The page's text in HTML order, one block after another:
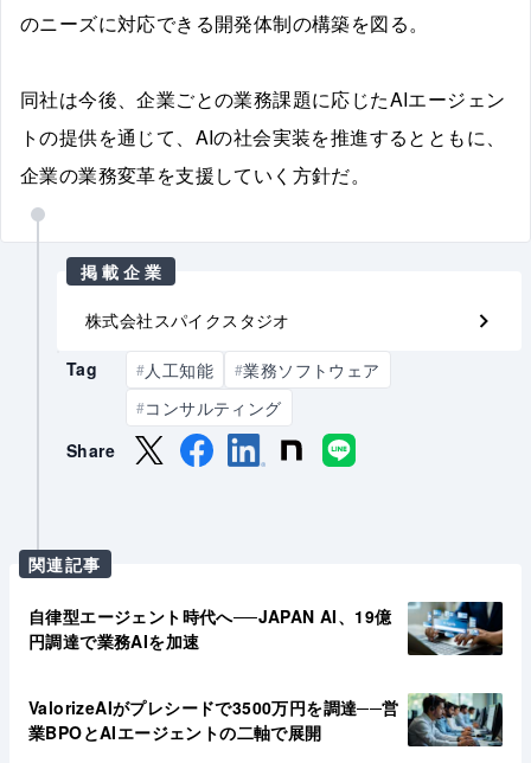
のニーズに対応できる開発体制の構築を図る。
同社は今後、企業ごとの業務課題に応じたAIエージェン
トの提供を通じて、AIの社会実装を推進するとともに、
企業の業務変革を支援していく方針だ。
掲載企業
株式会社スパイクスタジオ
Tag #人工知能 #業務ソフトウェア
#コンサルティング
Share
関連記事
自律型エージェント時代へ──JAPAN AI、19億
円調達で業務AIを加速
ValorizeAIがプレシードで3500万円を調達──営
業BPOとAIエージェントの二軸で展開